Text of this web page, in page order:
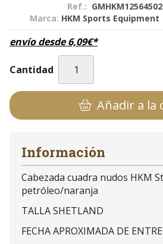
Ref.:
Marca: HKM Sports Equipment
envío desde6,09€*
Cantidad
Añadir a la
Información
Cabezada cuadra nudos HKM
petróleo/naranja
TALLA SHETLAND
FECHA APROXIMADA DE